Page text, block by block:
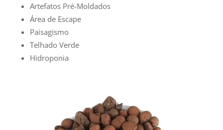
Artefatos Pré-Moldados
Área de Escape
Paisagismo
Telhado Verde
Hidroponia